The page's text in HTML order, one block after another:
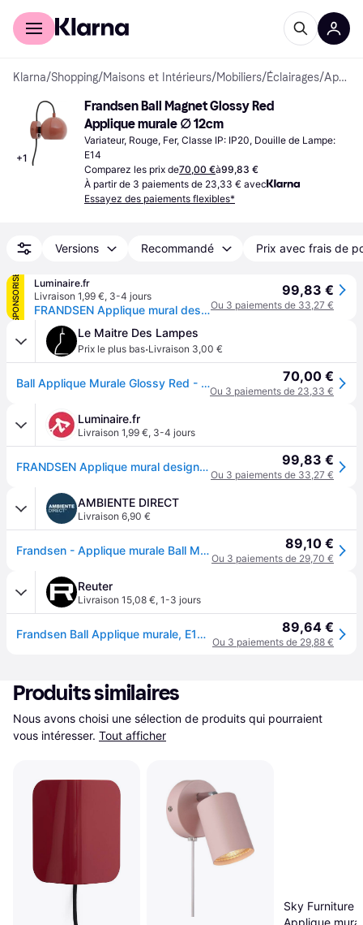
Acheter avec Klarna
Klarna/Shopping/Maisons et Intérieurs/Mobiliers/Éclairages/ Appliques murales
+1
Frandsen Ball Magnet Glossy Red
Applique murale ∅ 12cm
Variateur, Rouge, Fer, Classe IP: IP20, Douille de Lampe:
E14
Comparez les prix de70,00 €à99,83 €
À partir de 3 paiements de 23,33 € avec
Essayez des paiements flexibles*
Versions Recommandé Prix avec frais de
SPONSORISÉ
Luminaire.fr
Livraison 1,99 €, 3-4 jours
FRANDSEN Applique mural design Ball Magnet, rouge, Salon / Salle à manger, Métal, Design, Applique
99,83 €
Ou 3 paiements de 33,27 €
Le Maitre Des Lampes
Prix le plus bas·Livraison 3,00 €
Ball Applique Murale Glossy Red - Frandsen Ball Magnet - Salon / séjour - Design - Métal - À ampoule unique 70,00 €
Ou 3 paiements de 23,33 €
Luminaire.fr
Livraison 1,99 €, 3-4 jours
FRANDSEN Applique mural design Ball Magnet, rouge, Salon / Salle à manger, Métal, Design, Applique 99,83 €
Ou 3 paiements de 33,27 €
AMBIENTE DIRECT
Livraison 6,90 €
Frandsen - Applique murale Ball Magnet brillant - rot/Schirm Ø12cm/BxT 12x16cm/Stoffkabel schwarz 230cm/Wandbefestigung Ø10cm mit Magnet und Schalter 89,10 €
Ou 3 paiements de 29,70 €
Reuter
Livraison 15,08 €, 1-3 jours
Frandsen Ball Applique murale, E14, 123399, 89,64 €
Ou 3 paiements de 29,88 €
Produits similaires
Nous avons choisi une sélection de produits qui pourraient
vous intéresser. Tout afficher
Sky Furniture
Applique